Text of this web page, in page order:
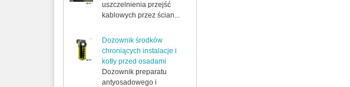
uszczelnienia przejść
kablowych przez ścian...
Dozownik środków
chroniących instalacje i
kotły przed osadami
Dozownik preparatu
antyosadowego i